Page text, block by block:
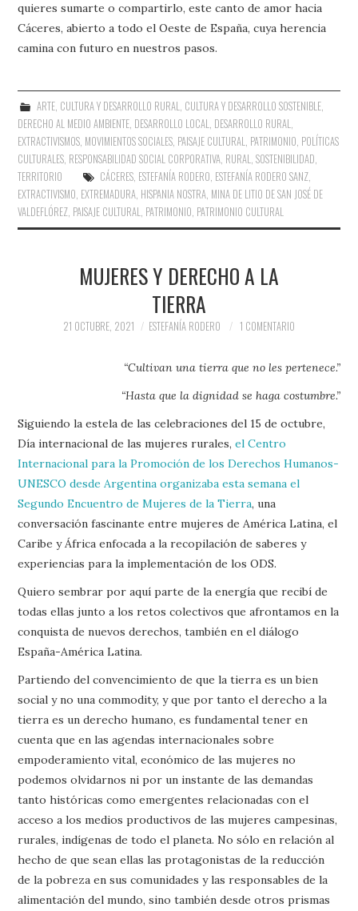
quieres sumarte o compartirlo, este canto de amor hacia
Cáceres, abierto a todo el Oeste de España, cuya herencia
camina con futuro en nuestros pasos.
ARTE, CULTURA Y DESARROLLO RURAL, CULTURA Y DESARROLLO SOSTENIBLE,
DERECHO AL MEDIO AMBIENTE, DESARROLLO LOCAL, DESARROLLO RURAL,
EXTRACTIVISMOS, MOVIMIENTOS SOCIALES, PAISAJE CULTURAL, PATRIMONIO, POLÍTICAS
CULTURALES, RESPONSABILIDAD SOCIAL CORPORATIVA, RURAL,SOSTENIBILIDAD,
TERRITORIO
CÁCERES, ESTEFANÍA RODERO, ESTEFANÍA RODERO SANZ,
EXTRACTIVISMO, EXTREMADURA, HISPANIA NOSTRA, MINA DE LITIO DE SAN JOSÉ DE
VALDEFLÓREZ, PAISAJE CULTURAL, PATRIMONIO, PATRIMONIO CULTURAL
MUJERES Y DERECHO A LA
TIERRA
21 OCTUBRE, 2021 ESTEFANÍA RODERO 1 COMENTARIO
“Cultivan una tierra que no les pertenece.”
“Hasta que la dignidad se haga costumbre.”
Siguiendo la estela de las celebraciones del 15 de octubre,
Día internacional de las mujeres rurales,el Centro
Internacional para la Promoción de los Derechos Humanos-
UNESCO desde Argentina organizaba esta semana el
Segundo Encuentro de Mujeres de la Tierra, una
conversación fascinante entre mujeres de América Latina, el
Caribe y África enfocada a la recopilación de saberes y
experiencias para la implementación de los ODS.
Quiero sembrar por aquí parte de la energía que recibí de
todas ellas junto a los retos colectivos que afrontamos en la
conquista de nuevos derechos, también en el diálogo
España-América Latina.
Partiendo del convencimiento de que la tierra es un bien
social y no una commodity, y que por tanto el derecho a la
tierra es un derecho humano, es fundamental tener en
cuenta que en las agendas internacionales sobre
empoderamiento vital, económico de las mujeres no
podemos olvidarnos ni por un instante de las demandas
tanto históricas como emergentes relacionadas con el
acceso a los medios productivos de las mujeres campesinas,
rurales, indígenas de todo el planeta. No sólo en relación al
hecho de que sean ellas las protagonistas de la reducción
de la pobreza en sus comunidades y las responsables de la
alimentación del mundo, sino también desde otros prismas